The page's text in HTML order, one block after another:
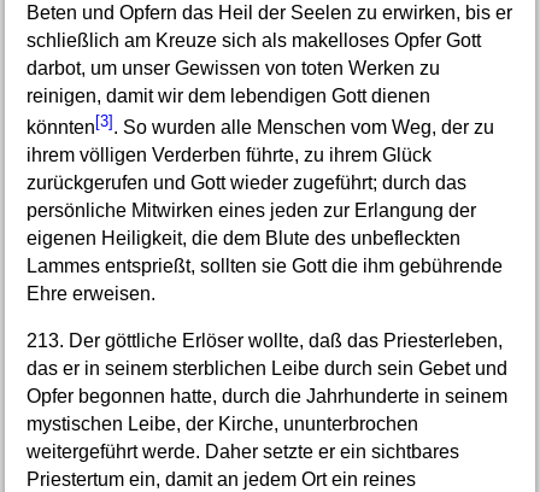
Beten und Opfern das Heil der Seelen zu erwirken, bis er
schließlich am Kreuze sich als makelloses Opfer Gott
darbot, um unser Gewissen von toten Werken zu
reinigen, damit wir dem lebendigen Gott dienen
könnten [3] . So wurden alle Menschen vom Weg, der zu
ihrem völligen Verderben führte, zu ihrem Glück
zurückgerufen und Gott wieder zugeführt; durch das
persönliche Mitwirken eines jeden zur Erlangung der
eigenen Heiligkeit, die dem Blute des unbefleckten
Lammes entsprießt, sollten sie Gott die ihm gebührende
Ehre erweisen.
213. Der göttliche Erlöser wollte, daß das Priesterleben,
das er in seinem sterblichen Leibe durch sein Gebet und
Opfer begonnen hatte, durch die Jahrhunderte in seinem
mystischen Leibe, der Kirche, ununterbrochen
weitergeführt werde. Daher setzte er ein sichtbares
Priestertum ein, damit an jedem Ort ein reines